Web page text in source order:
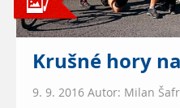
Krušné hory
9. 9. 2016 Autor: Milan Šafr